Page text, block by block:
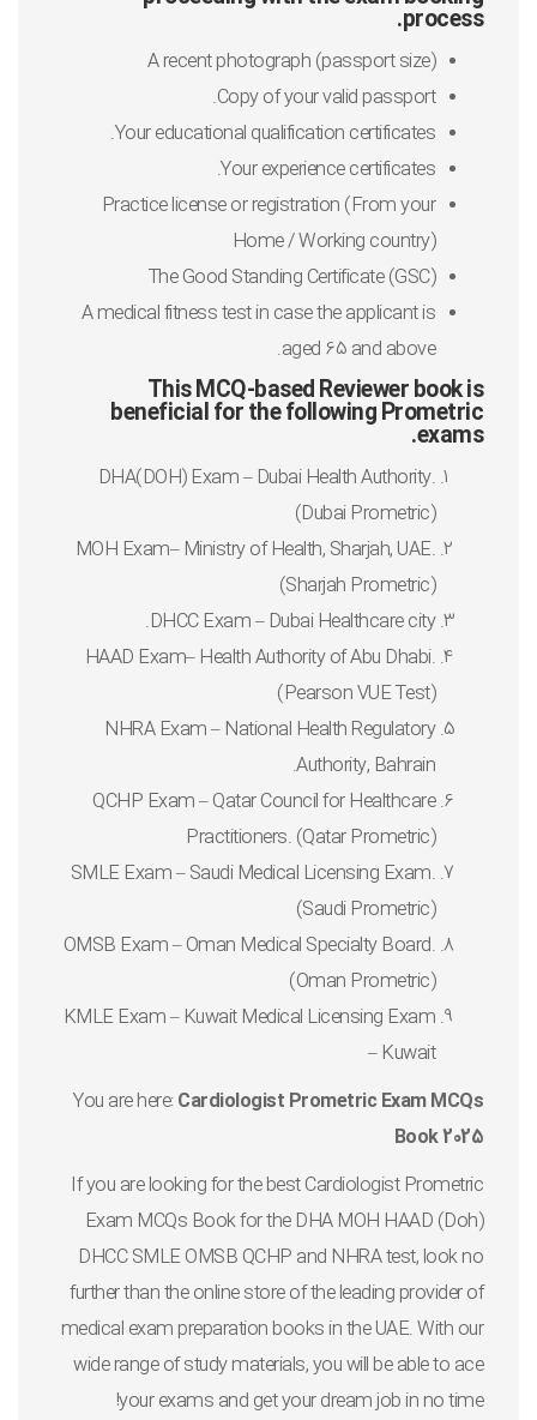
process.
A recent photograph (passport size)
Copy of your valid passport.
Your educational qualification certificates.
Your experience certificates.
Practice license or registration (From your
Home / Working country)
The Good Standing Certificate (GSC)
A medical fitness test in case the applicant is
aged 65 and above.
This MCQ-based Reviewer book is
beneficial for the following Prometric
exams.
DHA(DOH) Exam – Dubai Health Authority.
(Dubai Prometric)
MOH Exam– Ministry of Health, Sharjah, UAE.
(Sharjah Prometric)
DHCC Exam – Dubai Healthcare city.
HAAD Exam– Health Authority of Abu Dhabi.
(Pearson VUE Test)
NHRA Exam – National Health Regulatory
Authority, Bahrain.
QCHP Exam – Qatar Council for Healthcare
Practitioners. (Qatar Prometric)
SMLE Exam – Saudi Medical Licensing Exam.
(Saudi Prometric)
OMSB Exam – Oman Medical Specialty Board.
(Oman Prometric)
KMLE Exam – Kuwait Medical Licensing Exam
– Kuwait
You are here:Cardiologist Prometric Exam MCQs
Book 2025
If you are looking for the best Cardiologist Prometric
Exam MCQs Book for the DHA MOH HAAD (Doh)
DHCC SMLE OMSB QCHP and NHRA test, look no
further than the online store of the leading provider of
medical exam preparation books in the UAE. With our
wide range of study materials, you will be able to ace
your exams and get your dream job in no time!